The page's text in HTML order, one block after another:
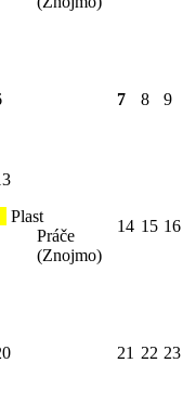
7 8 9
Plast
Práče
(Znojmo)
14 15 16
21 22 23